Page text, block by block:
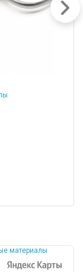
материалы